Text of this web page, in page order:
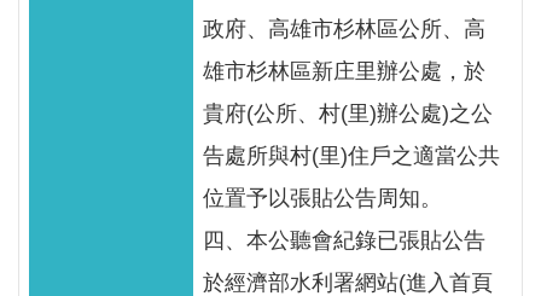
政府、高雄市杉林區公所、高
雄市杉林區新庄里辦公處，於
貴府(公所、村(里)辦公處)之公
告處所與村(里)住戶之適當公共
位置予以張貼公告周知。
四、本公聽會紀錄已張貼公告
於經濟部水利署網站(進入首頁